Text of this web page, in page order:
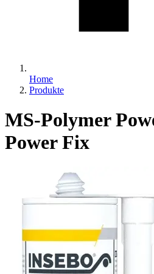
Home
Produkte
MS-Polymer
Power Fix